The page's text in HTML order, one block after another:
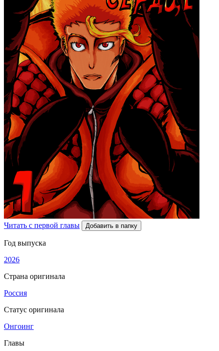
Читать с первой главы Добавить в папку
Год выпуска
2026
Страна оригинала
Россия
Статус оригинала
Онгоинг
Главы